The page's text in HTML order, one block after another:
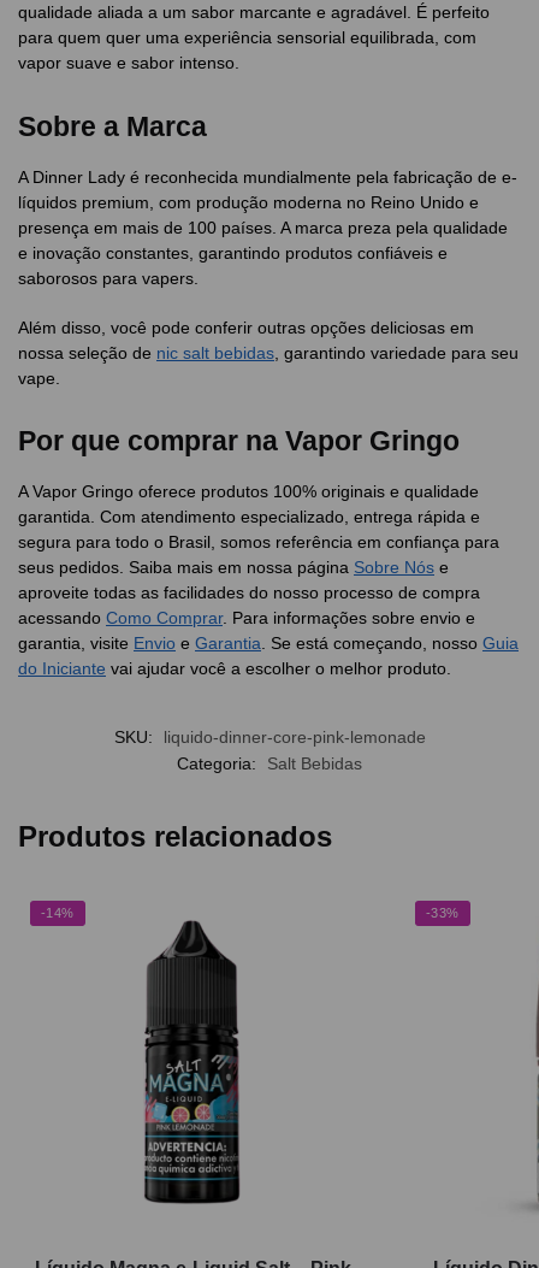
qualidade aliada a um sabor marcante e agradável. É perfeito
para quem quer uma experiência sensorial equilibrada, com
vapor suave e sabor intenso.
Sobre a Marca
A Dinner Lady é reconhecida mundialmente pela fabricação de e-
líquidos premium, com produção moderna no Reino Unido e
presença em mais de 100 países. A marca preza pela qualidade
e inovação constantes, garantindo produtos confiáveis e
saborosos para vapers.
Além disso, você pode conferir outras opções deliciosas em
nossa seleção de nic salt bebidas , garantindo variedade para seu
vape.
Por que comprar na Vapor Gringo
A Vapor Gringo oferece produtos 100% originais e qualidade
garantida. Com atendimento especializado, entrega rápida e
segura para todo o Brasil, somos referência em confiança para
seus pedidos. Saiba mais em nossa página Sobre Nós e
aproveite todas as facilidades do nosso processo de compra
acessando Como Comprar. Para informações sobre envio e
garantia, visite Envio e Garantia . Se está começando, nosso Guia
do Iniciante vai ajudar você a escolher o melhor produto.
SKU:
liquido-dinner-core-pink-lemonade
Categoria:
Salt Bebidas
Produtos relacionados
-14% -33%